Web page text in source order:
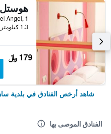
1.3 كيلومتر عن وسط المدينة
179 ﷼
شاهد أرخص الفنادق في بلدية
الفنادق الموصى بها